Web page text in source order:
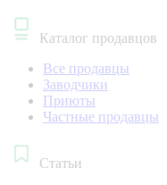
Каталог продавцов
Все продавцы
Заводчики
Приюты
Частные продавцы
Статьи